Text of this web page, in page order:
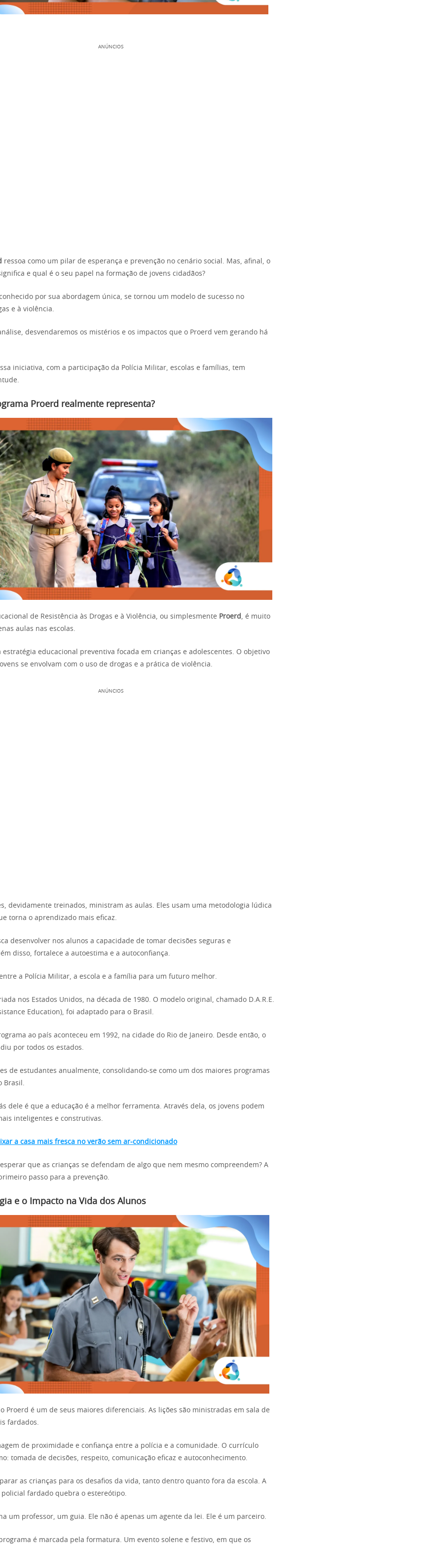
ANÚNCIOS
ressoa como um pilar de esperança e prevenção no cenário social. Mas, afinal, o
e qual é o seu papel na formação de jovens cidadãos?
por sua abordagem única, se tornou um modelo de sucesso no
e à violência.
desvendaremos os mistérios e os impactos que o Proerd vem gerando há
iniciativa, com a participação da Polícia Militar, escolas e famílias, tem
Proerd realmente representa?
de Resistência às Drogas e à Violência, ou simplesmente Proerd , é muito
aulas nas escolas.
estratégia educacional preventiva focada em crianças e adolescentes. O objetivo
se envolvam com o uso de drogas e a prática de violência.
ANÚNCIOS
devidamente treinados, ministram as aulas. Eles usam uma metodologia lúdica
torna o aprendizado mais eficaz.
desenvolver nos alunos a capacidade de tomar decisões seguras e
disso, fortalece a autoestima e a autoconfiança.
a Polícia Militar, a escola e a família para um futuro melhor.
nos Estados Unidos, na década de 1980. O modelo original, chamado D.A.R.E.
Education), foi adaptado para o Brasil.
ao país aconteceu em 1992, na cidade do Rio de Janeiro. Desde então, o
por todos os estados.
de estudantes anualmente, consolidando-se como um dos maiores programas
Brasil.
dele é que a educação é a melhor ferramenta. Através dela, os jovens podem
inteligentes e construtivas.
a casa mais fresca no verão sem ar-condicionado
que as crianças se defendam de algo que nem mesmo compreendem? A
passo para a prevenção.
e o Impacto na Vida dos Alunos
Proerd é um de seus maiores diferenciais. As lições são ministradas em sala de
fardados.
de proximidade e confiança entre a polícia e a comunidade. O currículo
tomada de decisões, respeito, comunicação eficaz e autoconhecimento.
as crianças para os desafios da vida, tanto dentro quanto fora da escola. A
policial fardado quebra o estereótipo.
um professor, um guia. Ele não é apenas um agente da lei. Ele é um parceiro.
é marcada pela formatura. Um evento solene e festivo, em que os